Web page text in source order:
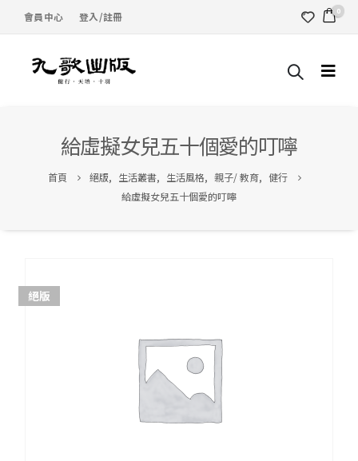
會員中心 登入/註冊 0
給虛擬女兒五十個愛的叮嚀
首頁 絕版, 生活叢書, 生活風格, 親子/ 教育, 健行
給虛擬女兒五十個愛的叮嚀
絕版